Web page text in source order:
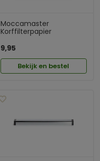
Moccamaster
Korffilterpapier
9,95
Bekijk en bestel